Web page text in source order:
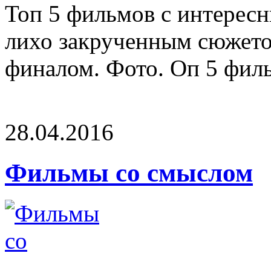
Топ 5 фильмов с
лихо закрученным
финалом. Фото. Оп 5
28.04.2016
Фильмы со смыслом